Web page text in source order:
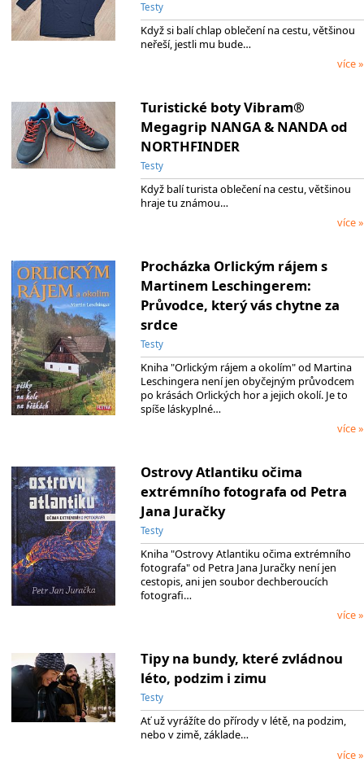
Testy
Když si balí chlap oblečení na cestu, většinou
neřeší, jestli mu bude…
více »
Turistické boty Vibram®
Megagrip NANGA & NANDA od
NORTHFINDER
Testy
Když balí turista oblečení na cestu, většinou
hraje tu známou…
více »
Procházka Orlickým rájem s
Martinem Leschingerem:
Průvodce, který vás chytne za
srdce
Testy
Kniha "Orlickým rájem a okolím" od Martina
Leschingera není jen obyčejným průvodcem
po krásách Orlických hor a jejich okolí. Je to
spíše láskyplné…
více »
Ostrovy Atlantiku očima
extrémního fotografa od Petra
Jana Juračky
Testy
Kniha "Ostrovy Atlantiku očima extrémního
fotografa" od Petra Jana Juračky není jen
cestopis, ani jen soubor dechberoucích
fotografi…
více »
Tipy na bundy, které zvládnou
léto, podzim i zimu
Testy
Ať už vyrážíte do přírody v létě, na podzim,
nebo v zimě, základe…
více »